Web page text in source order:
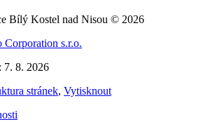
Bílý Kostel nad Nisou © 2026
Corporation s.r.o.
7. 8. 2026
stránek, Vytisknout